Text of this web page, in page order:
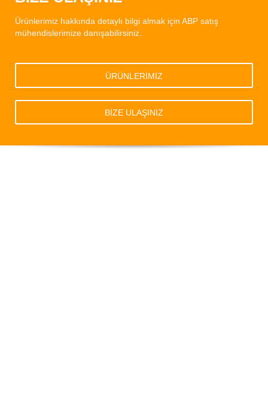
Ürünlerimiz hakkında detaylı bilgi almak için ABP satış
mühendislerimize danışabilirsiniz.
ÜRÜNLERİMİZ
BİZE ULAŞINIZ